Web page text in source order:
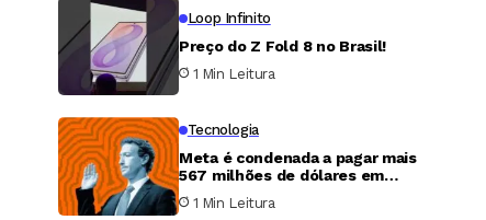
Loop Infinito
Preço do Z Fold 8 no Brasil!
1 Min Leitura
Tecnologia
Meta é condenada a pagar mais
567 milhões de dólares em
caso de proteção infantil nos
Estados Unidos
1 Min Leitura